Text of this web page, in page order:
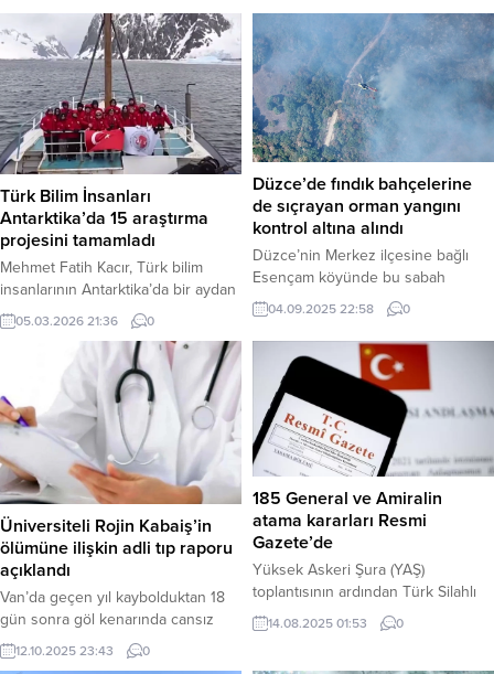
Türk Bilim İnsanları
Antarktika’da 15 araştırma
projesini tamamladı
Mehmet Fatih Kacır, Türk bilim
insanlarının Antarktika’da bir aydan
uzun süren çalışmalarla 15
araştırma projesini başarıyla
tamamladığını açıkladı. Haber
Merkezi – Sanayi ve Teknoloji
Bakanı Mehmet Fatih Kacır, sosyal
medya hesabından yaptığı
paylaşımda 10. Ulusal Antarktika
Bilim Seferi’nin başarıyla
tamamlandığını duyurdu. Bakan
Kacır, Türk bilim insanlarının
Antarktika’nın zorlu koşullarında
bir...
05.03.2026 21:36 0
Düzce’de fındık bahçelerine
de sıçrayan orman yangını
kontrol altına alındı
Düzce’nin Merkez ilçesine bağlı
Esençam köyünde bu sabah
saatlerinde başlayan ve fındık
bahçelerine de sıçrayan orman
yangını, havadan ve karadan
yapılan yoğun müdahale sonucu
kontrol altına alındı. Yaklaşık 10
hektarlık alanda etkili olan yangın
sonrası soğutma çalışmalarının
devam ettiği bildirildi. Haber
Merkezi – Düzce Valiliği tarafından
yapılan açıklamaya göre, bugün...
04.09.2025 22:58 0
Üniversiteli Rojin Kabaiş’in
ölümüne ilişkin adli tıp raporu
açıklandı
Van’da geçen yıl kaybolduktan 18
gün sonra göl kenarında cansız
bedeni bulunan üniversite
öğrencisi Rojin Kabaiş’in (21)
12.10.2025 23:43 0
185 General ve Amiralin
atama kararları Resmi
Gazete’de
Yüksek Askeri Şura (YAŞ)
toplantısının ardından Türk Silahlı
Kuvvetleri’nin (TSK) komuta
kademesindeki yeni
14.08.2025 01:53 0